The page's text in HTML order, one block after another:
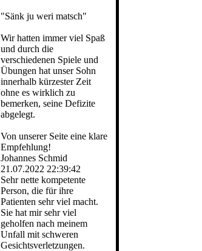
"Sänk ju weri matsch"
Wir hatten immer viel Spaß
und durch die
verschiedenen Spiele und
Übungen hat unser Sohn
innerhalb kürzester Zeit
ohne es wirklich zu
bemerken, seine Defizite
abgelegt.
Von unserer Seite eine klare
Empfehlung!
Johannes Schmid
21.07.2022 22:39:42
Sehr nette kompetente
Person, die für ihre
Patienten sehr viel macht.
Sie hat mir sehr viel
geholfen nach meinem
Unfall mit schweren
Gesichtsverletzungen.